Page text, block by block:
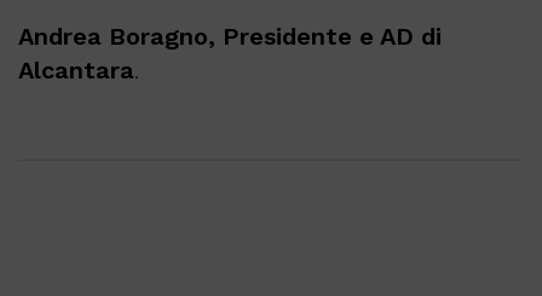
Andrea Boragno, Presidente e AD di
Alcantara.